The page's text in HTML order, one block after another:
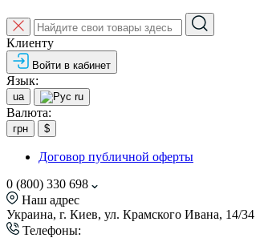
Клиенту
Войти в кабинет
Язык:
ua ru
Валюта:
грн $
Договор публичной оферты
0 (800) 330 698
Наш адрес
Украина, г. Киев, ул. Крамского Ивана, 14/34
Телефоны: